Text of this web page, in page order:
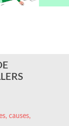
causes,